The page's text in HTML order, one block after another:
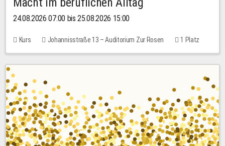
24.08.2026 07:00 bis 25.08.2026 15:00
Kurs Johannisstraße 13 – Auditorium Zur Rosen
1 Platz
30,00 EUR